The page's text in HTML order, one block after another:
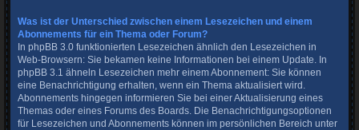
Was ist der Unterschied zwischen einem Lesezeichen und einem
Abonnements für ein Thema oder Forum?
In phpBB 3.0 funktionierten Lesezeichen ähnlich den Lesezeichen in
Web-Browsern: Sie bekamen keine Informationen bei einem Update. In
phpBB 3.1 ähneln Lesezeichen mehr einem Abonnement: Sie können
eine Benachrichtigung erhalten, wenn ein Thema aktualisiert wird.
Abonnements hingegen informieren Sie bei einer Aktualisierung eines
Themas oder eines Forums des Boards. Die Benachrichtigungsoptionen
für Lesezeichen und Abonnements können im persönlichen Bereich unter